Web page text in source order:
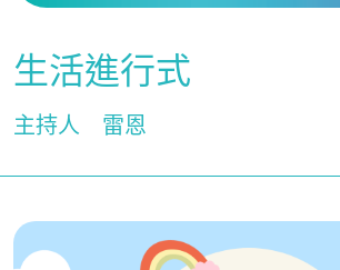
生活進行式
主持人 雷恩